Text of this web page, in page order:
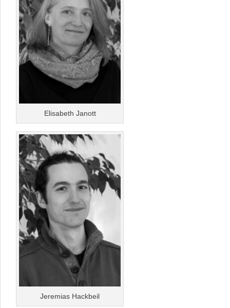
Elisabeth Janott
Jeremias Hackbeil